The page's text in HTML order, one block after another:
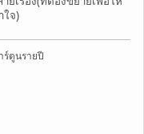
ใจ)
ร์ตูนรายปี